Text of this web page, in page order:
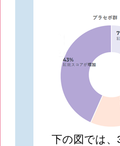
下の図では